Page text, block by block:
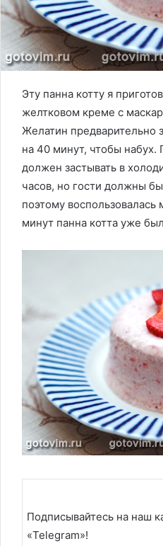
Эту панна котту я
желтковом креме с
Желатин предварительно
на 40 минут, чтобы набух.
должен застывать в
часов, но гости должны
поэтому
минут панна котта уже
Подписывайтесь на наш
«Telegram»!